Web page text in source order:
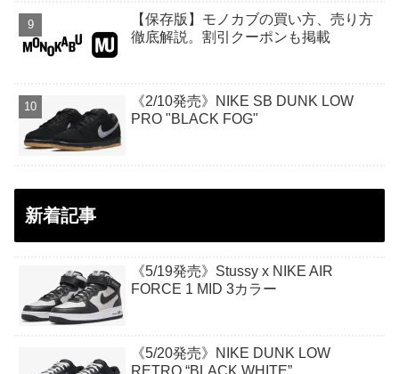
【保存版】モノカブの買い方、売り方
徹底解説。割引クーポンも掲載
《2/10発売》NIKE SB DUNK LOW
PRO "BLACK FOG"
新着記事
《5/19発売》Stussy x NIKE AIR
FORCE 1 MID 3カラー
《5/20発売》NIKE DUNK LOW